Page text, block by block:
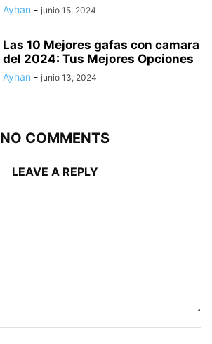
Ayhan - junio 15, 2024
Las 10 Mejores gafas con camara
del 2024: Tus Mejores Opciones
Ayhan - junio 13, 2024
NO COMMENTS
LEAVE A REPLY